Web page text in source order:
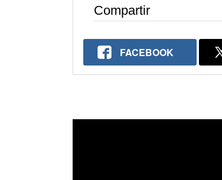
Compartir
FACEBOOK